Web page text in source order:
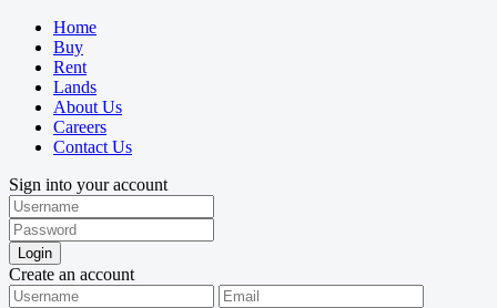
Home
Buy
Rent
Lands
About Us
Careers
Contact Us
Sign into your account
Login
Create an account